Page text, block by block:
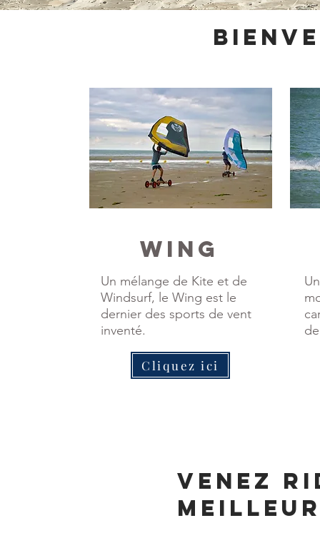
wing
Un mélange de Kite et de
Windsurf, le Wing est le
dernier des sports de vent
inventé.
Cliquez ici
Venez